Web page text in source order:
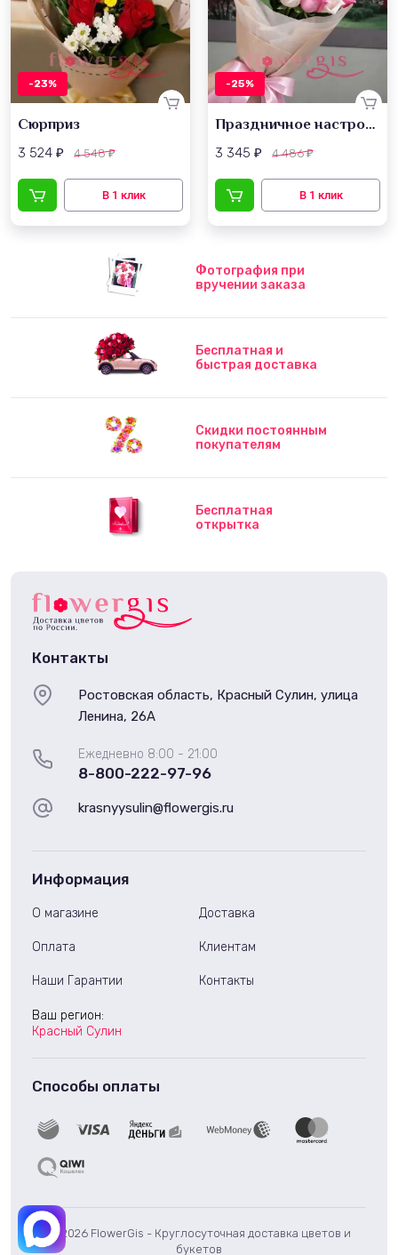
-23%
Сюрприз
3 524 ₽ 4 548₽
-25%
Праздничное настроение
3 345 ₽ 4 486₽
Фотография при
вручении заказа
Бесплатная и
быстрая доставка
Скидки постоянным
покупателям
Бесплатная
открытка
© 2026 FlowerGis - Круглосуточная доставка цветов и
букетов
Контакты
Ежедневно 8:00 - 21:00
8-800-222-97-96
Ростовская область, Красный Сулин, улица
Ленина, 26А
krasnyysulin@flowergis.ru
Информация
О магазине Доставка
Оплата Клиентам
Наши Гарантии Контакты
Ваш регион:
Красный Сулин
Способы оплаты